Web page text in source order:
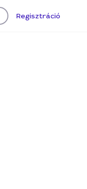
Regisztráció